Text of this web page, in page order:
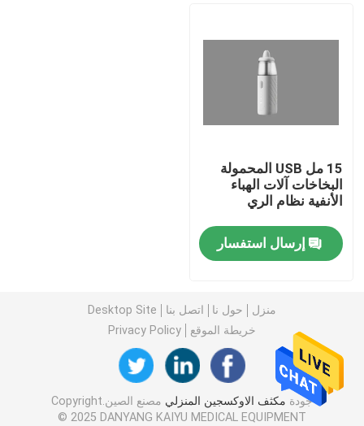
مكثف الاوكسجين الطبي
مُكثّف أوكسجين السفر
آلات البخاخات المحمولة
جهاز شفط طبي
جهاز مراقبة تشبع الأكسجين المنزلي
ميزان حرارة منزلي رقمي
جهاز مراقبة ضغط الدم المنزلي
15 مل USB المحمولة
البخاخات آلات الهباء
الأنفية نظام الري
إرسال استفسار
منزل حول نا اتصل بنا
Desktop Site
خريطة الموقع
Privacy Policy
جودة مكثف الاوكسجين المنزلي
مصنع الصين.Copyright
© 2025 DANYANG KAIYU MEDICAL EQUIPMENT